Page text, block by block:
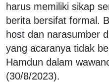
harus memiliki sikap
berita bersifat formal.
host dan narasumber
yang acaranya tidak
Hamdun dalam
(30/8/2023).